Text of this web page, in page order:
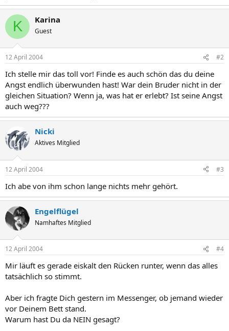
K Karina
Guest
12 April 2004 #2
Ich stelle mir das toll vor! Finde es auch schön das du deine
Angst endlich überwunden hast! War dein Bruder nicht in der
gleichen Situation? Wenn ja, was hat er erlebt? Ist seine Angst
auch weg???
Nicki
Aktives Mitglied
12 April 2004 #3
Ich abe von ihm schon lange nichts mehr gehört.
Engelflügel
Namhaftes Mitglied
12 April 2004 #4
Mir läuft es gerade eiskalt den Rücken runter, wenn das alles
tatsächlich so stimmt.
Aber ich fragte Dich gestern im Messenger, ob jemand wieder
vor Deinem Bett stand.
Warum hast Du da NEIN gesagt?